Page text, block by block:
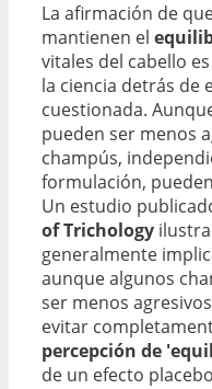
La afirmación de
mantienen el
vitales del cabello
la ciencia detrás de
cuestionada.
pueden ser menos
champús,
formulación,
Un estudio
of Trichology
generalmente
aunque algunos
ser menos
evitar
percepción de
de un efecto